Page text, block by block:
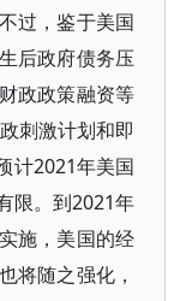
过，鉴于美国
后政府债务压
政政策融资等
刺激计划和即
计2021年美国
限。到2021年
施，美国的经
将随之强化，